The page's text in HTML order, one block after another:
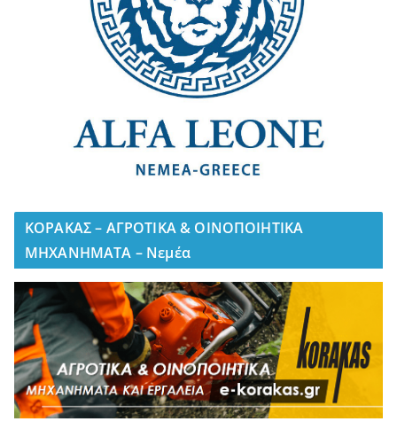
ΚΟΡΑΚΑΣ – ΑΓΡΟΤΙΚΑ & ΟΙΝΟΠΟΙΗΤΙΚΑ
ΜΗΧΑΝΗΜΑΤΑ – Νεμέα